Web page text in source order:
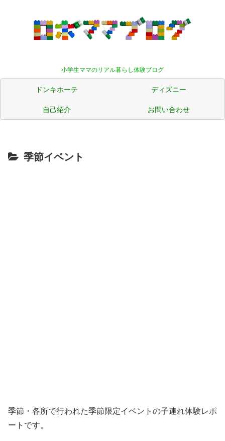
小学生ママのリアル暮らし体験ブログ
ドンキホーテ
ディズニー
自己紹介
お問い合わせ
季節イベント
季節・各所で行われた季節限定イベントの子連れ体験レポ
ートです。